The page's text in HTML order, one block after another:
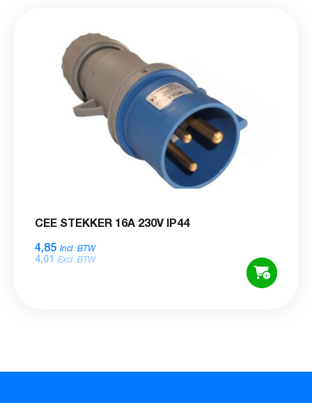
CEE STEKKER 16A 230V IP44
4,85 Incl. BTW
4,01 Excl. BTW